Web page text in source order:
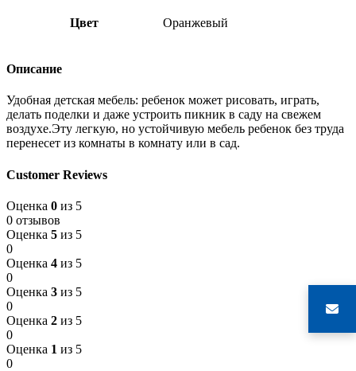
Цвет Оранжевый
Описание
Удобная детская мебель: ребенок может рисовать, играть,
делать поделки и даже устроить пикник в саду на свежем
воздухе.Эту легкую, но устойчивую мебель ребенок без труда
перенесет из комнаты в комнату или в сад.
Customer Reviews
Оценка 0 из 5
0 отзывов
Оценка 5 из 5
0
Оценка 4 из 5
0
Оценка 3 из 5
0
Оценка 2 из 5
0
Оценка 1 из 5
0